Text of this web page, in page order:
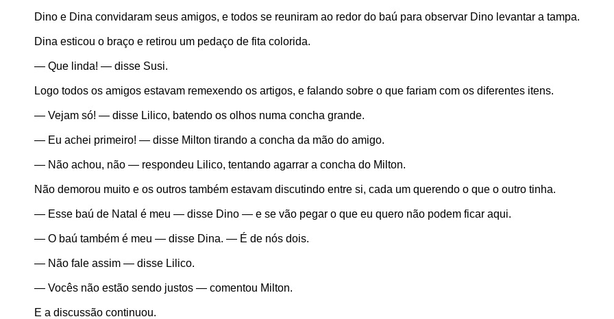
Dino e Dina convidaram seus amigos, e todos se reuniram ao redor do baú para observar Dino levantar a tampa.
Dina esticou o braço e retirou um pedaço de fita colorida.
— Que linda! — disse Susi.
Logo todos os amigos estavam remexendo os artigos, e falando sobre o que fariam com os diferentes itens.
— Vejam só! — disse Lilico, batendo os olhos numa concha grande.
— Eu achei primeiro! — disse Milton tirando a concha da mão do amigo.
— Não achou, não — respondeu Lilico, tentando agarrar a concha do Milton.
Não demorou muito e os outros também estavam discutindo entre si, cada um querendo o que o outro tinha.
— Esse baú de Natal é meu — disse Dino — e se vão pegar o que eu quero não podem ficar aqui.
— O baú também é meu — disse Dina. — É de nós dois.
— Não fale assim — disse Lilico.
— Vocês não estão sendo justos — comentou Milton.
E a discussão continuou.